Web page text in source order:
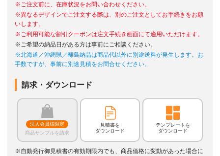
※ご注文前に、在庫状況をお問い合わせください。
※異なるデザインでご注文する際は、別のご注文としてお手続きをお願
いします。
※ご利用可能な割引クーポンは注文手続き画面にて適用いただけます。
※ご希望の納品日がある方は事前にご相談ください。
※北海道／沖縄県／離島納品は商品代以外に別途送料が発生します。お
手数ですが、事前に別途見積をお問合せください。
請求・ダウンロード
法人会員様限定
商品サンプルを請求
見積書を
ダウンロード
テンプレートを
ダウンロード
※自動発行御見積書の有効期限内でも、商品価格に変動があった場合に